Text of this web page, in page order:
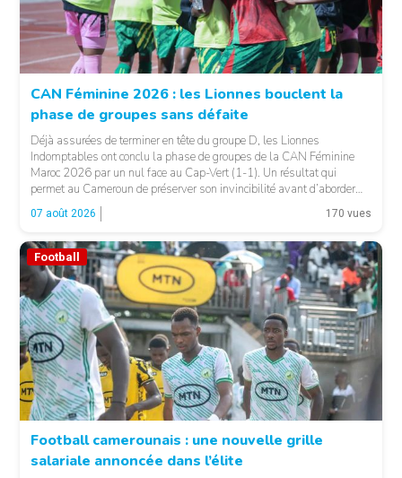
CAN Féminine 2026 : les Lionnes bouclent la
phase de groupes sans défaite
Déjà assurées de terminer en tête du groupe D, les Lionnes
Indomptables ont conclu la phase de groupes de la CAN Féminine
Maroc 2026 par un nul face au Cap-Vert (1-1). Un résultat qui
permet au Cameroun de préserver son invincibilité avant d’aborder
les choses sérieuses. Les Camerounaises ont rapidement pris le
contrôle des opérations […]
07 août 2026 170 vues
Football
Football camerounais : une nouvelle grille
salariale annoncée dans l’élite